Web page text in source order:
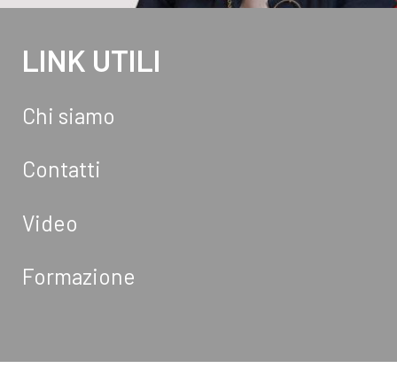
LINK UTILI
Chi siamo
Contatti
Video
Formazione